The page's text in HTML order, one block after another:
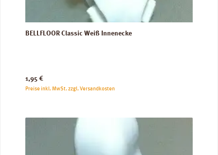
BELLFLOOR Classic Weiß Innenecke
Regulärer Preis:
1,95 €
Preise inkl. MwSt. zzgl. Versandkosten